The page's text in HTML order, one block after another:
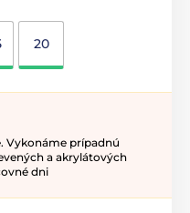
20
Vykonáme prípadnú
a akrylátových
dni